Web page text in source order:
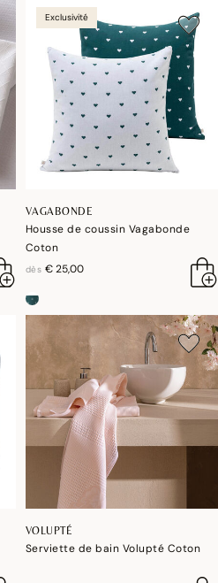
Exclusivité
VAGABONDE
Housse de coussin Vagabonde
Coton
dès € 25,00
VOLUPTÉ
Serviette de bain Volupté Coton